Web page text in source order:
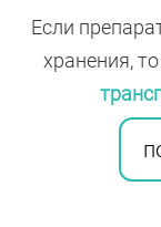
Если
хранения,